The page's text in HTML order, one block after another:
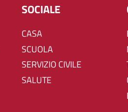
SOCIALE
CASA
SCUOLA
SERVIZIO CIVILE
SALUTE